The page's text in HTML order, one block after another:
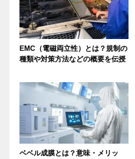
EMC（電磁両立性）とは？規制の
種類や対策方法などの概要を伝授
ベベル成膜とは？意味・メリッ